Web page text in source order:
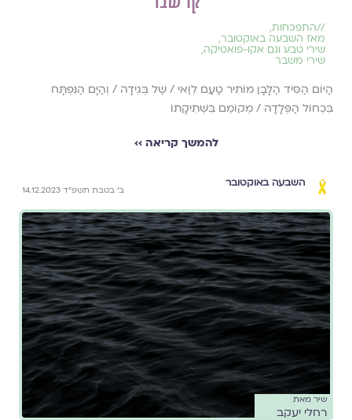
//התפכחות,
מאז השבעה באוקטובר,
שירי טבע וגם אקו-פואטיקה,
שירי משבר
הַיּוֹם הַסִּיד הַלָּבָן מוֹתִיר טַעַם לְוַאי / שֶׁל בְּגִידָה / וְהַיָּם הַנִּפְתָּח
בִּכְחוֹל הַפְּלָדָה / מְקוֹמֵם בִּשְׁתִיקָתוֹ
להמשך קריאה ››
השבעה באוקטובר
ב׳ בטבת תשפ״ד 14.12.2023
שיר מאת
רחלי יעקב